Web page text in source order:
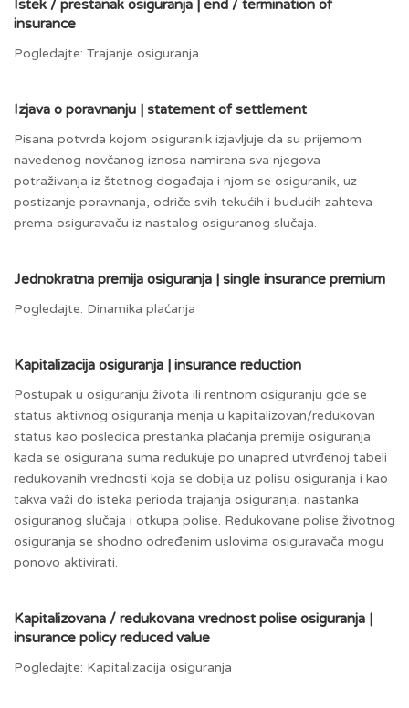
Istek / prestanak osiguranja | end / termination of
insurance
Pogledajte: Trajanje osiguranja
Izjava o poravnanju | statement of settlement
Pisana potvrda kojom osiguranik izjavljuje da su prijemom
navedenog novčanog iznosa namirena sva njegova
potraživanja iz štetnog događaja i njom se osiguranik, uz
postizanje poravnanja, odriče svih tekućih i budućih zahteva
prema osiguravaču iz nastalog osiguranog slučaja.
Jednokratna premija osiguranja | single insurance premium
Pogledajte: Dinamika plaćanja
Kapitalizacija osiguranja | insurance reduction
Postupak u osiguranju života ili rentnom osiguranju gde se
status aktivnog osiguranja menja u kapitalizovan/redukovan
status kao posledica prestanka plaćanja premije osiguranja
kada se osigurana suma redukuje po unapred utvrđenoj tabeli
redukovanih vrednosti koja se dobija uz polisu osiguranja i kao
takva važi do isteka perioda trajanja osiguranja, nastanka
osiguranog slučaja i otkupa polise. Redukovane polise životnog
osiguranja se shodno određenim uslovima osiguravača mogu
ponovo aktivirati.
Kapitalizovana / redukovana vrednost polise osiguranja |
insurance policy reduced value
Pogledajte: Kapitalizacija osiguranja